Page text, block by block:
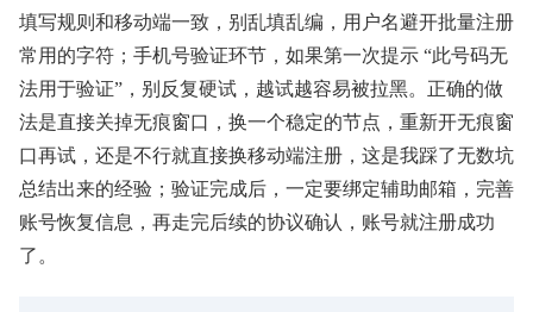
填写规则和移动端一致，别乱填乱编，用户名避开批量注册
常用的字符；手机号验证环节，如果第一次提示 “此号码无
法用于验证”，别反复硬试，越试越容易被拉黑。正确的做
法是直接关掉无痕窗口，换一个稳定的节点，重新开无痕窗
口再试，还是不行就直接换移动端注册，这是我踩了无数坑
总结出来的经验；验证完成后，一定要绑定辅助邮箱，完善
账号恢复信息，再走完后续的协议确认，账号就注册成功
了。